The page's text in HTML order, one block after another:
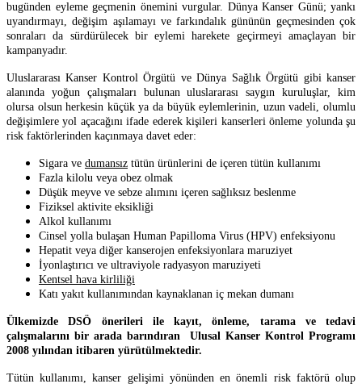
bugünden eyleme geçmenin önemini vurgular. Dünya Kanser Günü; yankı
uyandırmayı, değişim aşılamayı ve farkındalık gününün geçmesinden çok
sonraları da sürdürülecek bir eylemi harekete geçirmeyi amaçlayan bir
kampanyadır.
Uluslararası Kanser Kontrol Örgütü ve Dünya Sağlık Örgütü gibi kanser
alanında yoğun çalışmaları bulunan uluslararası saygın kuruluşlar, kim
olursa olsun herkesin küçük ya da büyük eylemlerinin, uzun vadeli, olumlu
değişimlere yol açacağını ifade ederek kişileri kanserleri önleme yolunda şu
risk faktörlerinden kaçınmaya davet eder:
Sigara ve dumansız tütün ürünlerini de içeren tütün kullanımı
Fazla kilolu veya obez olmak
Düşük meyve ve sebze alımını içeren sağlıksız beslenme
Fiziksel aktivite eksikliği
Alkol kullanımı
Cinsel yolla bulaşan Human Papilloma Virus (HPV) enfeksiyonu
Hepatit veya diğer kanserojen enfeksiyonlara maruziyet
İyonlaştırıcı ve ultraviyole radyasyon maruziyeti
Kentsel hava kirliliği
Katı yakıt kullanımından kaynaklanan iç mekan dumanı
Ülkemizde DSÖ önerileri ile kayıt, önleme, tarama ve tedavi
çalışmalarını bir arada barındıran Ulusal Kanser Kontrol Programı
2008 yılından itibaren yürütülmektedir.
Tütün kullanımı, kanser gelişimi yönünden en önemli risk faktörü olup